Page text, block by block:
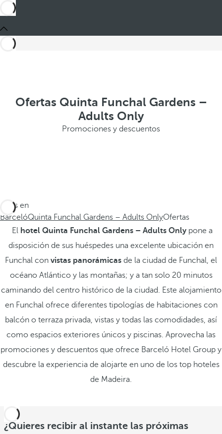
Ofertas Quinta Funchal Gardens –
Adults Only
Promociones y descuentos
Estás en
BarcelóQuinta Funchal Gardens – Adults OnlyOfertas
El hotel Quinta Funchal Gardens – Adults Only pone a
disposición de sus huéspedes una excelente ubicación en
Funchal con vistas panorámicas de la ciudad de Funchal, el
océano Atlántico y las montañas; y a tan solo 20 minutos
caminando del centro histórico de la ciudad. Este alojamiento
en Funchal ofrece diferentes tipologías de habitaciones con
balcón o terraza privada, vistas y todas las comodidades, así
como espacios exteriores únicos y piscinas. Aprovecha las
promociones y descuentos que ofrece Barceló Hotel Group y
descubre la experiencia de alojarte en uno de los top hoteles
de Madeira.
¿Quieres recibir al instante las próximas